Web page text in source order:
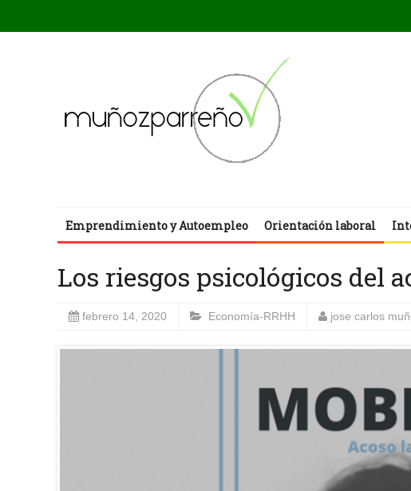
Emprendimiento y Autoempleo Orientación laboral
Los riesgos psicológicos del
febrero 14, 2020 Economía-RRHH jose carlos